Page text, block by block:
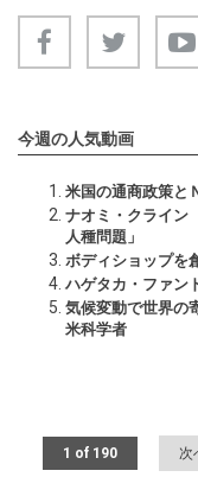
今週の人気動画
米国の通商政策と
ナオミ・クライン
人種問題」
ボディショップを
ハゲタカ・ファン
気候変動で世界の
米科学者
1 of 190 次